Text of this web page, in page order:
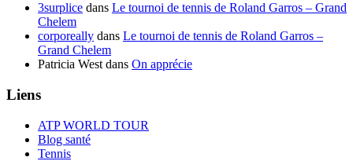
3surplice dans Le tournoi de tennis de Roland Garros – Grand
Chelem
corporeally dans Le tournoi de tennis de Roland Garros –
Grand Chelem
Patricia West dans On apprécie
Liens
ATP WORLD TOUR
Blog santé
Tennis